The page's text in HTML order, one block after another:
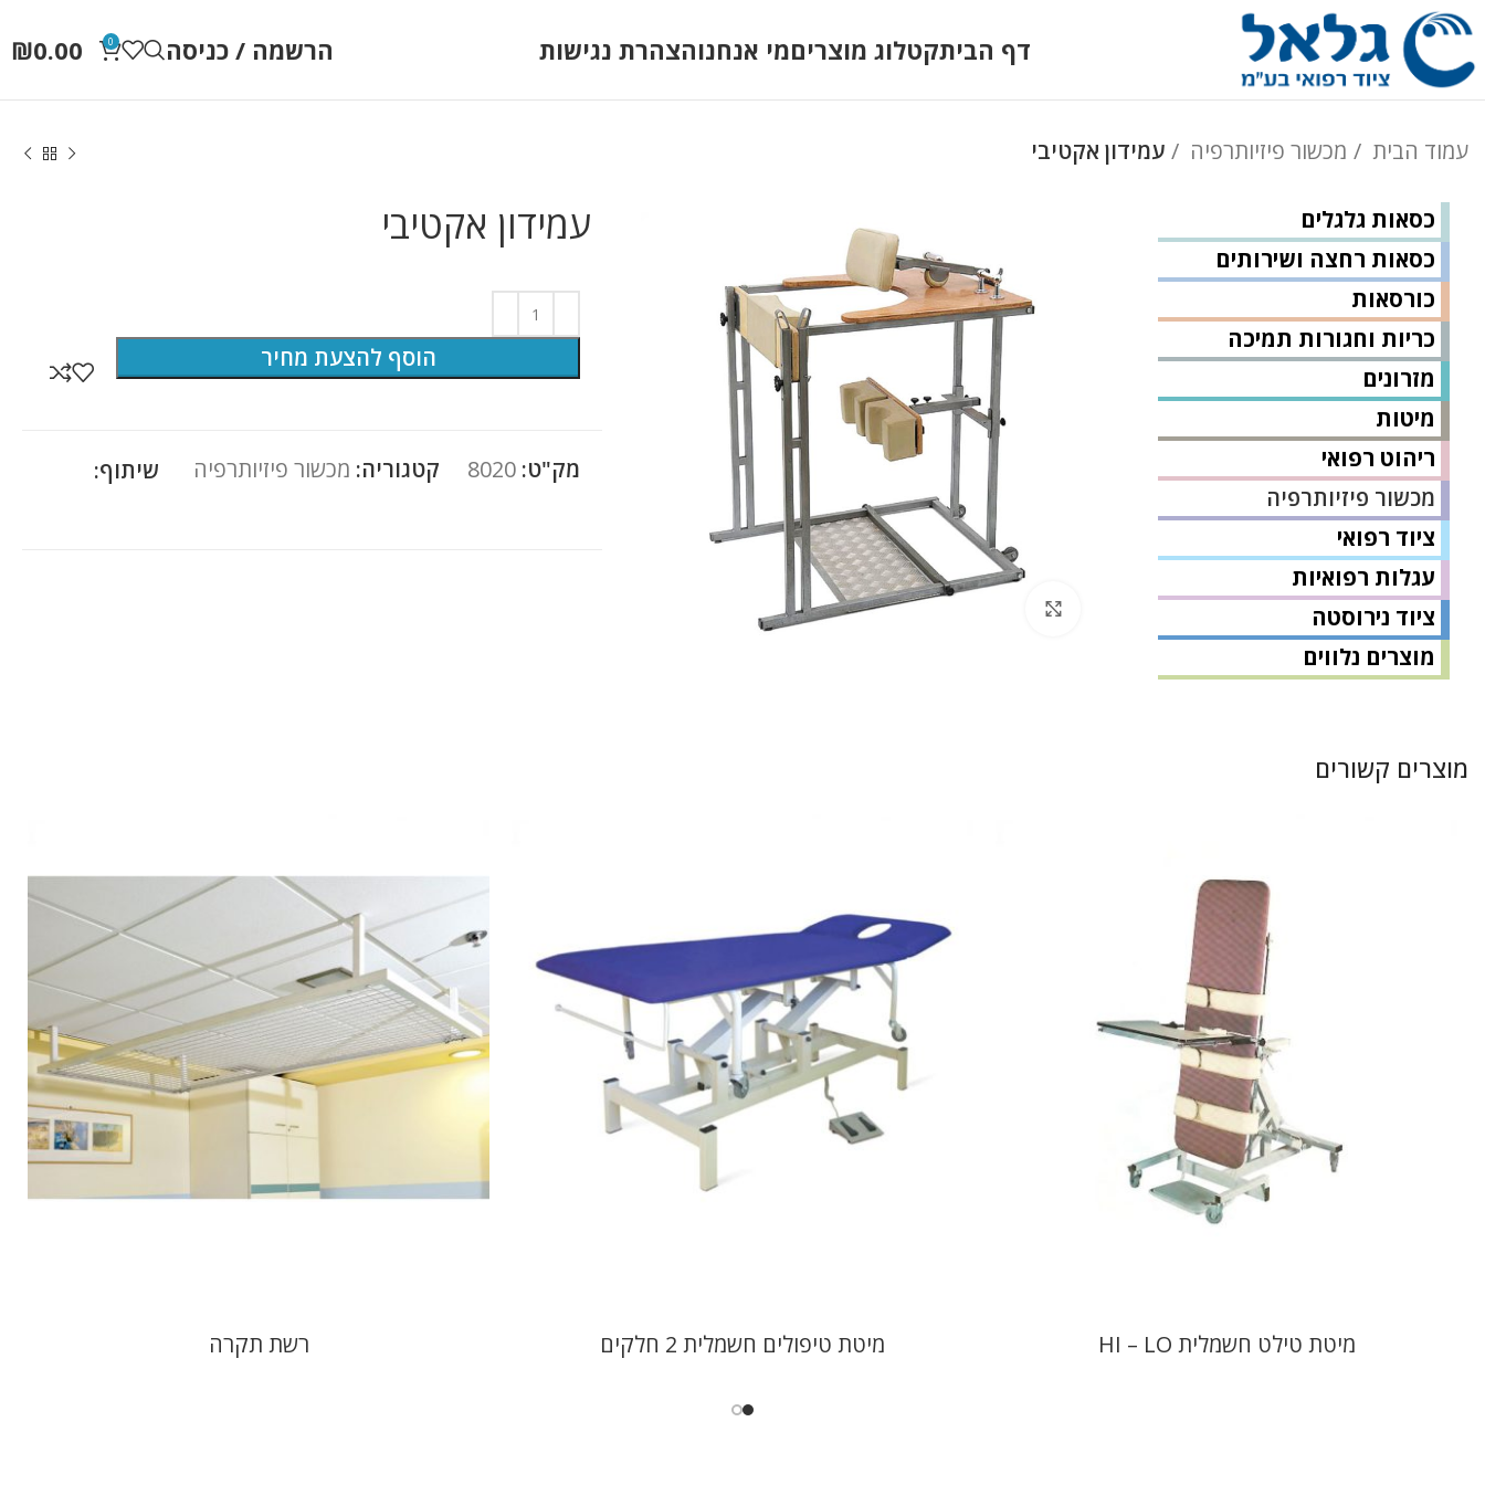
דף הביתקטלוג מוצריםמי אנחנוהצהרת נגישות הרשמה / כניסה 0
₪0.00
עמוד הבית מכשור פיזיותרפיה עמידון אקטיבי
כסאות גלגלים
כסאות רחצה ושירותים
כורסאות
כריות וחגורות תמיכה
מזרונים
מיטות
ריהוט רפואי
מכשור פיזיותרפיה
ציוד רפואי
עגלות רפואיות
ציוד נירוסטה
מוצרים נלווים
לחץ להגדלה
עמידון אקטיבי
הוסף להצעת מחיר
מק"ט: 8020 קטגוריה: מכשור פיזיותרפיה שיתוף:
מוצרים קשורים
מיטת טילט חשמלית HI – LO מיטת טיפולים חשמלית 2 חלקים רשת תקרה